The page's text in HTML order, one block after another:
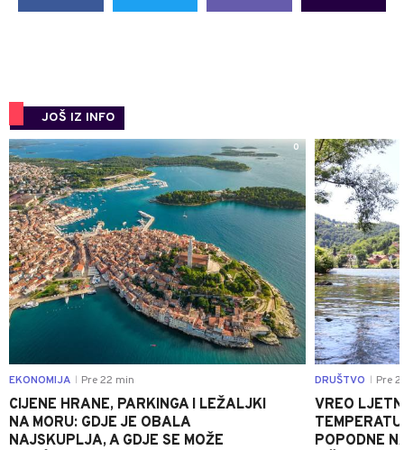
JOŠ IZ INFO
0
EKONOMIJA Pre 22 min
CIJENE HRANE, PARKINGA I LEŽALJKI
NA MORU: GDJE JE OBALA
NAJSKUPLJA, A GDJE SE MOŽE
DRUŠTVO Pre
VREO
POPODNE